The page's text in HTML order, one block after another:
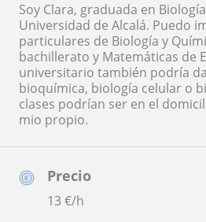
Precio
13 €/h
Soy Clara, graduada en
Universidad de Alcalá. Puedo
particulares de Biología y
bachillerato y Matemáticas de
universitario también podría
bioquímica, biología celular o
clases podrían ser en el
mio propio.